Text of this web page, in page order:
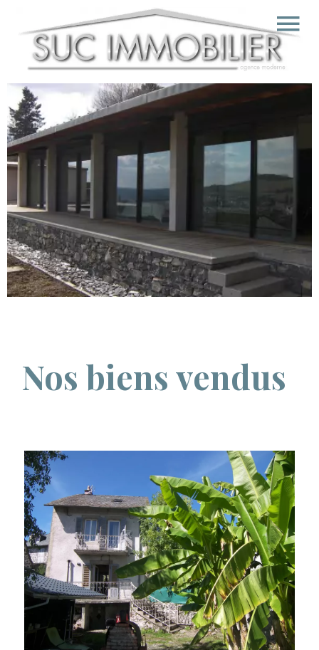
Nos biens vendus